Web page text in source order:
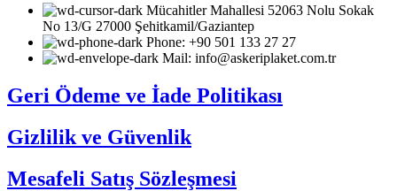
Mücahitler Mahallesi 52063 Nolu Sokak
No 13/G 27000 Şehitkamil/Gaziantep
Phone: +90 501 133 27 27
Mail: info@askeriplaket.com.tr
Geri Ödeme ve İade Politikası
Gizlilik ve Güvenlik
Mesafeli Satış Sözleşmesi